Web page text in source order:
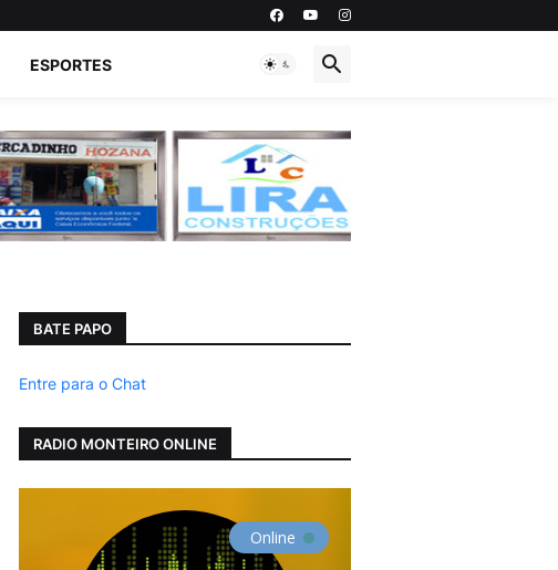
ESPORTES
BATE PAPO
Entre para o Chat
RADIO MONTEIRO ONLINE